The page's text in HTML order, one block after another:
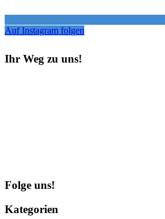
Auf Instagram folgen
Ihr Weg zu uns!
Folge uns!
Kategorien